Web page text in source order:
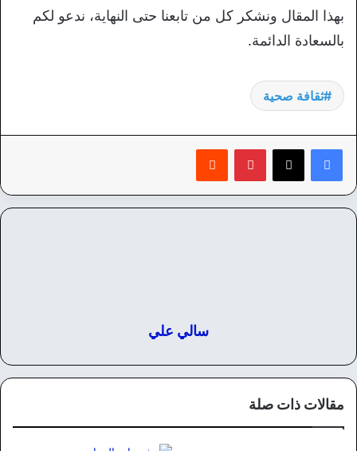
بهذا المقال ونشكر كل من تابعنا حتى النهاية، ندعو لكم
بالسعادة الدائمة.
ثقافة صحية
بينتيريست
سالي علي
مقالات ذات صلة